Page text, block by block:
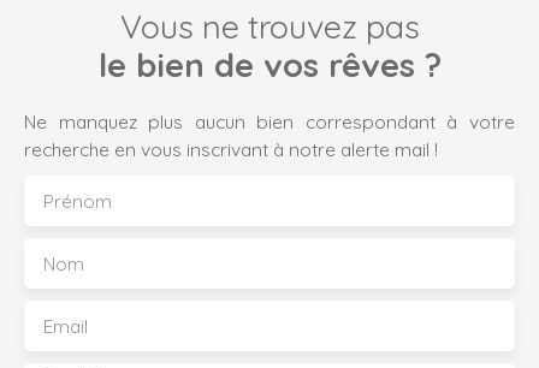
Vous ne trouvez pas
le bien de vos rêves ?
Ne manquez plus aucun bien correspondant à votre
recherche en vous inscrivant à notre alerte mail !
Prénom
Nom
Email